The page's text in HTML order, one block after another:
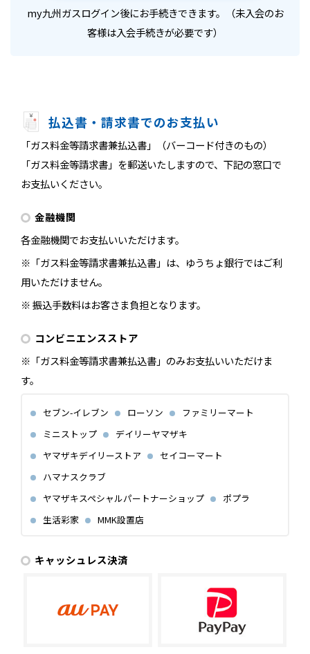
my九州ガスログイン後にお手続きできます。（未入会のお
客様は入会手続きが必要です）
払込書・請求書でのお支払い
「ガス料金等請求書兼払込書」（バーコード付きのもの）
「ガス料金等請求書」を郵送いたしますので、下記の窓口で
お支払いください。
金融機関
各金融機関でお支払いいただけます。
※「ガス料金等請求書兼払込書」は、ゆうちょ銀行ではご利
用いただけません。
※ 振込手数料はお客さま負担となります。
コンビニエンスストア
※「ガス料金等請求書兼払込書」のみお支払いいただけま
す。
セブン-イレブン ローソン
ファミリーマート
ミニストップ
デイリーヤマザキ
ヤマザキデイリーストア
セイコーマート
ハマナスクラブ
ヤマザキスペシャルパートナーショップ
ポプラ
生活彩家
MMK設置店
キャッシュレス決済